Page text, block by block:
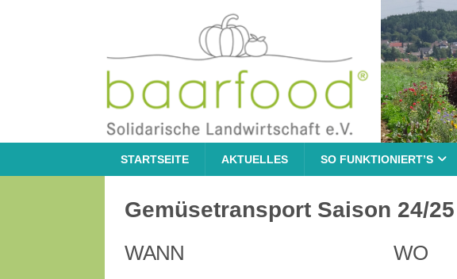
STARTSEITE AKTUELLES SO FUNKTIONIERT’S
Gemüsetransport Saison 24/25
WANN WO